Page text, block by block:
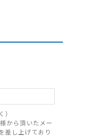
から頂いたメー
差し上げており